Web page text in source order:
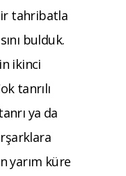
tahribatla
bulduk.
ikinci
tanrılı
ya da
yarım küre